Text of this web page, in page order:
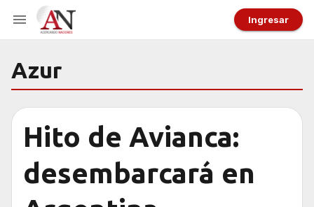
Ingresar
Azur
Hito de Avianca:
desembarcará en